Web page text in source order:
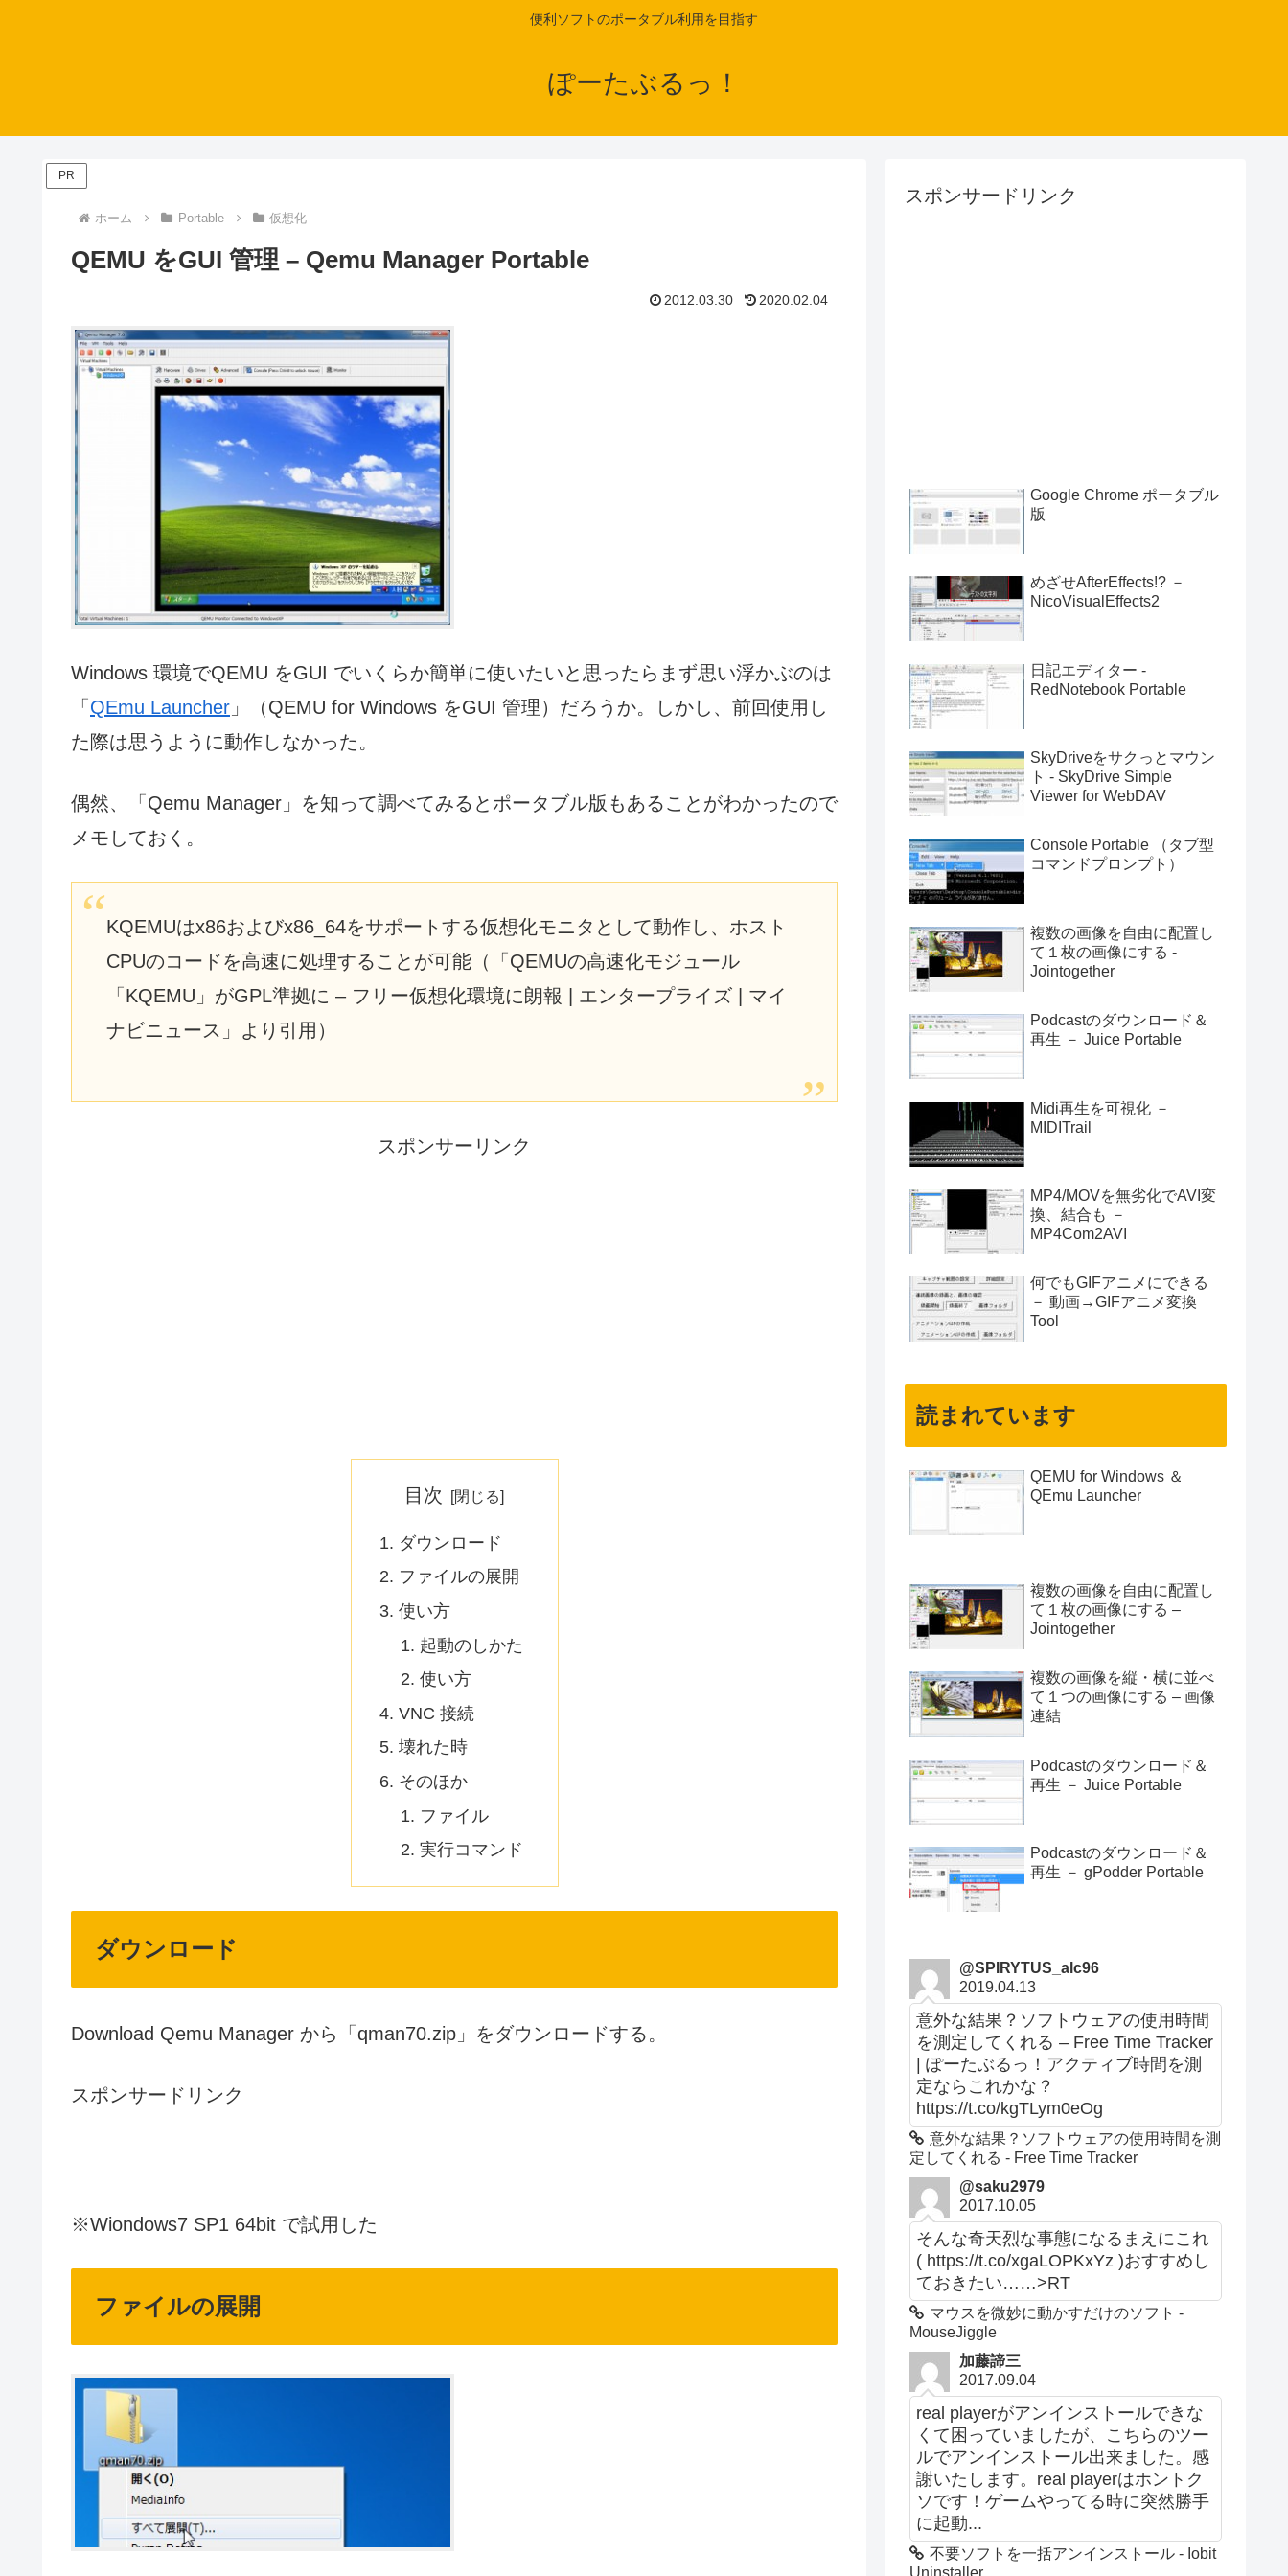
便利ソフトのポータブル利用を目指す
ぽーたぶるっ！
PR
ホーム Portable 仮想化
QEMU をGUI 管理 – Qemu Manager Portable
2012.03.30 2020.02.04
Windows 環境でQEMU をGUI でいくらか簡単に使いたいと思ったらまず思い浮かぶのは
「QEmu Launcher 」（QEMU for Windows をGUI 管理）だろうか。しかし、前回使用し
た際は思うように動作しなかった。
偶然、「Qemu Manager」を知って調べてみるとポータブル版もあることがわかったので
メモしておく。
KQEMUはx86およびx86_64をサポートする仮想化モニタとして動作し、ホスト
CPUのコードを高速に処理することが可能（「QEMUの高速化モジュール
「KQEMU」がGPL準拠に – フリー仮想化環境に朗報 | エンタープライズ | マイ
ナビニュース」より引用）
スポンサーリンク
目次
ダウンロード
ファイルの展開
使い方
起動のしかた
使い方
VNC 接続
壊れた時
そのほか
ファイル
実行コマンド
ダウンロード
Download Qemu Manager から「qman70.zip」をダウンロードする。
スポンサードリンク
※Wiondows7 SP1 64bit で試用した
ファイルの展開
スポンサードリンク
Google Chrome ポータブル
版
めざせAfterEffects!? －
NicoVisualEffects2
日記エディター -
RedNotebook Portable
SkyDriveをサクっとマウン
ト - SkyDrive Simple
Viewer for WebDAV
Console Portable （タブ型
コマンドプロンプト）
複数の画像を自由に配置し
て１枚の画像にする -
Jointogether
Podcastのダウンロード＆
再生 － Juice Portable
Midi再生を可視化 －
MIDITrail
MP4/MOVを無劣化でAVI変
換、結合も －
MP4Com2AVI
何でもGIFアニメにできる
－ 動画→GIFアニメ変換
Tool
読まれています
QEMU for Windows ＆
QEmu Launcher
複数の画像を自由に配置し
て１枚の画像にする –
Jointogether
複数の画像を縦・横に並べ
て１つの画像にする – 画像
連結
Podcastのダウンロード＆
再生 － Juice Portable
Podcastのダウンロード＆
再生 － gPodder Portable
@SPIRYTUS_alc96
2019.04.13
意外な結果？ソフトウェアの使用時間
を測定してくれる – Free Time Tracker
| ぽーたぶるっ！アクティブ時間を測
定ならこれかな？
https://t.co/kgTLym0eOg
意外な結果？ソフトウェアの使用時間を測
定してくれる - Free Time Tracker
@saku2979
2017.10.05
そんな奇天烈な事態になるまえにこれ
( https://t.co/xgaLOPKxYz )おすすめし
ておきたい……>RT
マウスを微妙に動かすだけのソフト -
MouseJiggle
加藤諦三
2017.09.04
real playerがアンインストールできな
くて困っていましたが、こちらのツー
ルでアンインストール出来ました。感
謝いたします。real playerはホントク
ソです！ゲームやってる時に突然勝手
に起動...
不要ソフトを一括アンインストール - Iobit
Uninstaller